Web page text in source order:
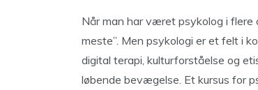
Når man har været psykolog i
meste”. Men psykologi er et felt i
digital terapi, kulturforståelse og
løbende bevægelse. Et kursus for